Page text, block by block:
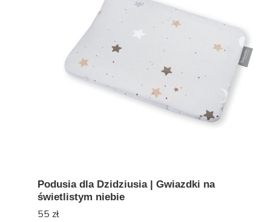
Podusia dla Dzidziusia | Gwiazdki na
świetlistym niebie
55 zł